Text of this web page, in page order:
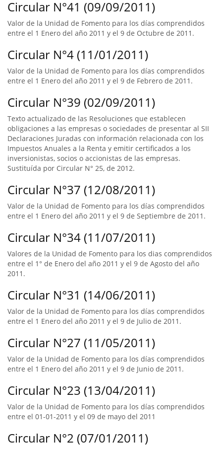
Circular N°41 (09/09/2011)
Valor de la Unidad de Fomento para los días comprendidos
entre el 1 Enero del año 2011 y el 9 de Octubre de 2011.
Circular N°4 (11/01/2011)
Valor de la Unidad de Fomento para los días comprendidos
entre el 1 Enero del año 2011 y el 9 de Febrero de 2011.
Circular N°39 (02/09/2011)
Texto actualizado de las Resoluciones que establecen
obligaciones a las empresas o sociedades de presentar al SII
Declaraciones Juradas con información relacionada con los
Impuestos Anuales a la Renta y emitir certificados a los
inversionistas, socios o accionistas de las empresas.
Sustituída por Circular N° 25, de 2012.
Circular N°37 (12/08/2011)
Valor de la Unidad de Fomento para los días comprendidos
entre el 1 Enero del año 2011 y el 9 de Septiembre de 2011.
Circular N°34 (11/07/2011)
Valores de la Unidad de Fomento para los dias comprendidos
entre el 1° de Enero del año 2011 y el 9 de Agosto del año
2011.
Circular N°31 (14/06/2011)
Valor de la Unidad de Fomento para los días comprendidos
entre el 1 Enero del año 2011 y el 9 de Julio de 2011.
Circular N°27 (11/05/2011)
Valor de la Unidad de Fomento para los días comprendidos
entre el 1 Enero del año 2011 y el 9 de Junio de 2011.
Circular N°23 (13/04/2011)
Valor de la Unidad de Fomento para los días comprendidos
entre el 01-01-2011 y el 09 de mayo del 2011
Circular N°2 (07/01/2011)